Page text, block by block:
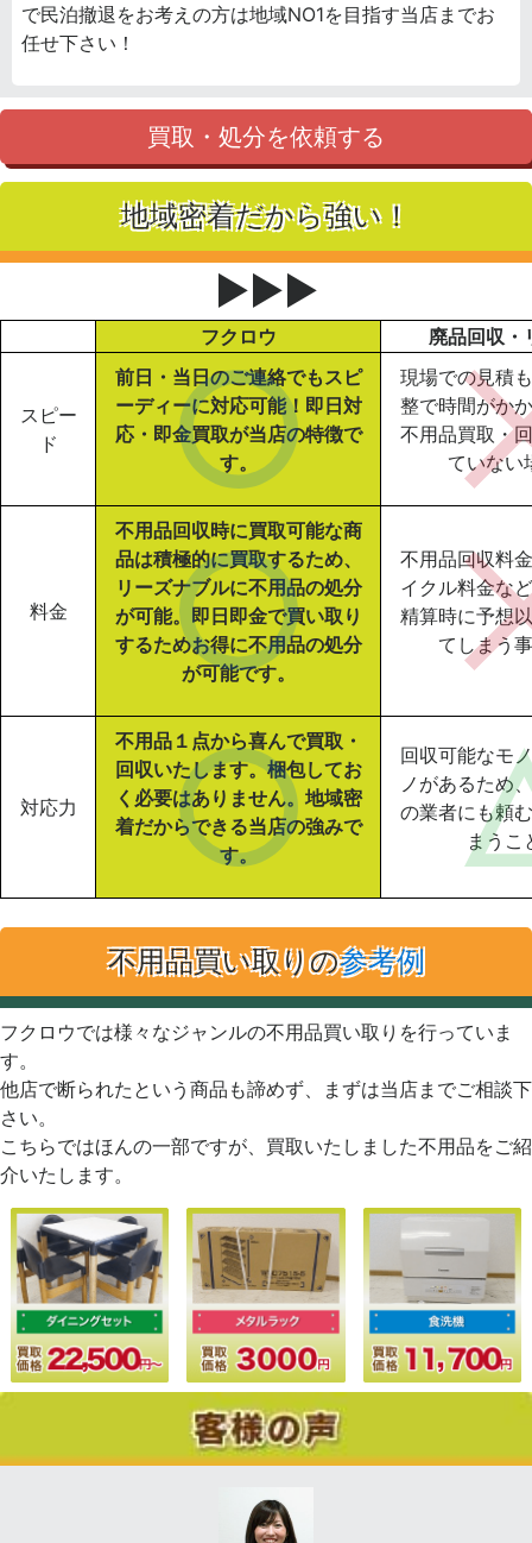
で民泊撤退をお考えの方は地域NO1を目指す当店までお
任せ下さい！
買取・処分を依頼する
地域密着だから強い！
▶▶▶
フクロウ 廃品回収・
スピー
ド
前日・当日のご連絡でもスピ
ーディーに対応可能！即日対
応・即金買取が当店の特徴で
す。
現場での見積
整で時間がか
不用品買取・
ていない
料金
不用品回収時に買取可能な商
品は積極的に買取するため、
リーズナブルに不用品の処分
が可能。即日即金で買い取り
するためお得に不用品の処分
が可能です。
不用品回収料
イクル料金な
精算時に予想
てしまう
対応力
不用品１点から喜んで買取・
回収いたします。梱包してお
く必要はありません。地域密
着だからできる当店の強みで
す。
回収可能なモ
ノがあるため
の業者にも頼
まうこ
不用品買い取りの参考例
フクロウでは様々なジャンルの不用品買い取りを行っていま
す。
他店で断られたという商品も諦めず、まずは当店までご相談下
さい。
こちらではほんの一部ですが、買取いたしました不用品をご紹
介いたします。